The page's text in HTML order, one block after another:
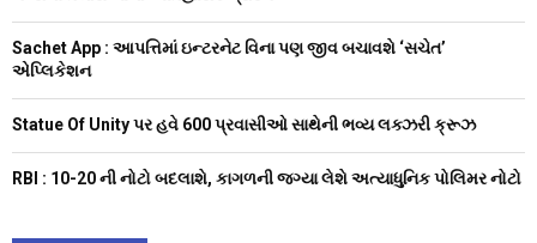
Sachet App : આપત્તિમાં ઇન્ટરનેટ વિના પણ જીવ બચાવશે ‘સચેત’
એપ્લિકેશન
Statue Of Unity પર હવે 600 પ્રવાસીઓ સાથેની ભવ્ય લક્ઝરી ક્રૂઝ
RBI : ₹10-20 ની નોટો બદલાશે, કાગળની જગ્યા લેશે અત્યાધુનિક પોલિમર નોટો